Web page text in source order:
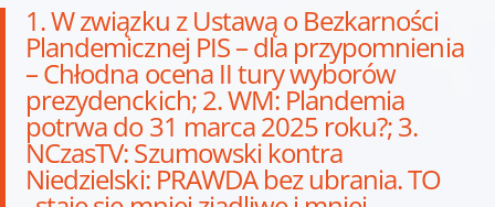
1. W związku z Ustawą o Bezkarności
Plandemicznej PIS – dla przypomnienia
– Chłodna ocena II tury wyborów
prezydenckich; 2. WM: Plandemia
potrwa do 31 marca 2025 roku?; 3.
NCzasTV: Szumowski kontra
Niedzielski: PRAWDA bez ubrania. TO